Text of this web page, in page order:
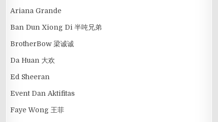
Ariana Grande
Ban Dun Xiong Di 半吨兄弟
BrotherBow 梁诚诚
Da Huan 大欢
Ed Sheeran
Event Dan Aktifitas
Faye Wong 王菲